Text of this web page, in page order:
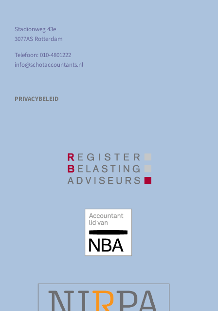
Stadionweg 43e
3077AS Rotterdam
Telefoon: 010-4801222
info@schotaccountants.nl
PRIVACYBELEID